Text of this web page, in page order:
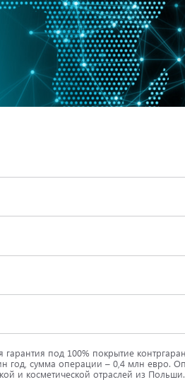
под 100% покрытие
год, сумма операции – 0,4 млн евро.
и косметической отраслей из Польши.